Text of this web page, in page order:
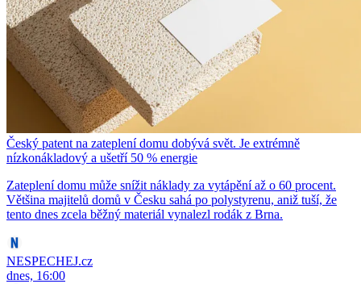
Český patent na zateplení domu dobývá svět. Je extrémně
nízkonákladový a ušetří 50 % energie
Zateplení domu může snížit náklady za vytápění až o 60 procent.
Většina majitelů domů v Česku sahá po polystyrenu, aniž tuší, že
tento dnes zcela běžný materiál vynalezl rodák z Brna.
NESPECHEJ.cz
dnes, 16:00